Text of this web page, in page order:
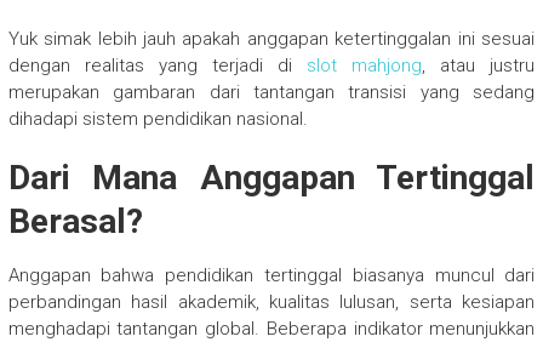
Yuk simak lebih jauh apakah anggapan ketertinggalan ini sesuai
dengan realitas yang terjadi di slot mahjong, atau justru
merupakan gambaran dari tantangan transisi yang sedang
dihadapi sistem pendidikan nasional.
Dari Mana Anggapan Tertinggal
Berasal?
Anggapan bahwa pendidikan tertinggal biasanya muncul dari
perbandingan hasil akademik, kualitas lulusan, serta kesiapan
menghadapi tantangan global. Beberapa indikator menunjukkan